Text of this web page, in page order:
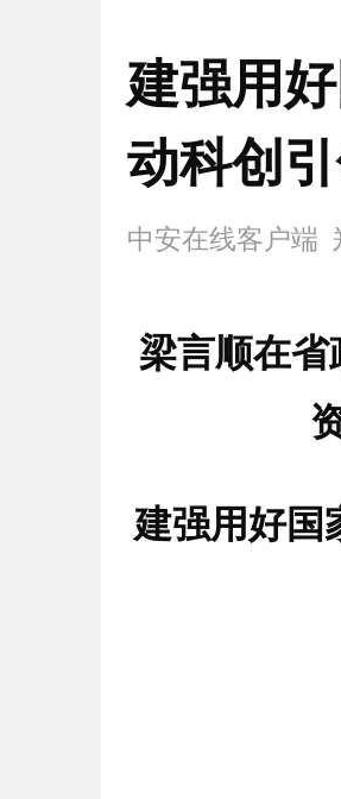
建强用
动科创
中安在线客户端
梁言顺在
建强用好国